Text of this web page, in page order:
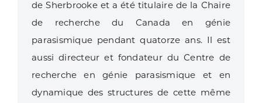
de Sherbrooke et a été titulaire de la Chaire
de recherche du Canada en génie
parasismique pendant quatorze ans. Il est
aussi directeur et fondateur du Centre de
recherche en génie parasismique et en
dynamique des structures de cette même